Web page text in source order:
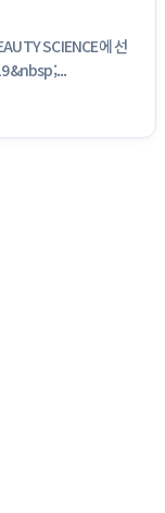
SCIENCE에 선